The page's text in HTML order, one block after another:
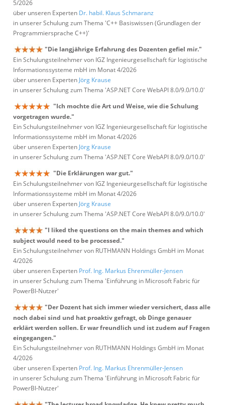
5/2026
über unseren Experten Dr. habil. Klaus Schmaranz
in unserer Schulung zum Thema 'C++ Basiswissen (Grundlagen der
Programmiersprache C++)'
"Die langjährige Erfahrung des Dozenten gefiel mir."
Ein Schulungsteilnehmer von IGZ Ingenieurgesellschaft für logistische
Informationssysteme mbH im Monat 4/2026
über unseren Experten Jörg Krause
in unserer Schulung zum Thema 'ASP.NET Core WebAPI 8.0/9.0/10.0'
"Ich mochte die Art und Weise, wie die Schulung
vorgetragen wurde."
Ein Schulungsteilnehmer von IGZ Ingenieurgesellschaft für logistische
Informationssysteme mbH im Monat 4/2026
über unseren Experten Jörg Krause
in unserer Schulung zum Thema 'ASP.NET Core WebAPI 8.0/9.0/10.0'
"Die Erklärungen war gut."
Ein Schulungsteilnehmer von IGZ Ingenieurgesellschaft für logistische
Informationssysteme mbH im Monat 4/2026
über unseren Experten Jörg Krause
in unserer Schulung zum Thema 'ASP.NET Core WebAPI 8.0/9.0/10.0'
"I liked the questions on the main themes and which
subject would need to be processed."
Ein Schulungsteilnehmer von RUTHMANN Holdings GmbH im Monat
4/2026
über unseren Experten Prof. Ing. Markus Ehrenmüller-Jensen
in unserer Schulung zum Thema 'Einführung in Microsoft Fabric für
PowerBI-Nutzer'
"Der Dozent hat sich immer wieder versichert, dass alle
noch dabei sind und hat proaktiv gefragt, ob Dinge genauer
erklärt werden sollen. Er war freundlich und ist zudem auf Fragen
eingegangen."
Ein Schulungsteilnehmer von RUTHMANN Holdings GmbH im Monat
4/2026
über unseren Experten Prof. Ing. Markus Ehrenmüller-Jensen
in unserer Schulung zum Thema 'Einführung in Microsoft Fabric für
PowerBI-Nutzer'